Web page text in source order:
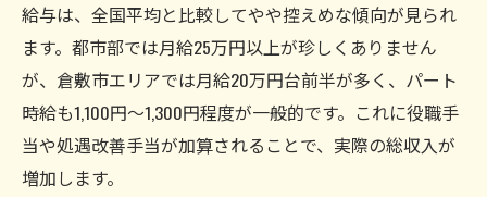
サービス提供責任者の年収を左右する手当
一覧
手当の違いがサービス提供責任者給与に与
える影響
現場の実態から見る給料の比較ポイント
給与は、全国平均と比較してやや控えめな傾向が見られ
ます。都市部では月給25万円以上が珍しくありません
が、倉敷市エリアでは月給20万円台前半が多く、パート
時給も1,100円～1,300円程度が一般的です。これに役職手
当や処遇改善手当が加算されることで、実際の総収入が
増加します。